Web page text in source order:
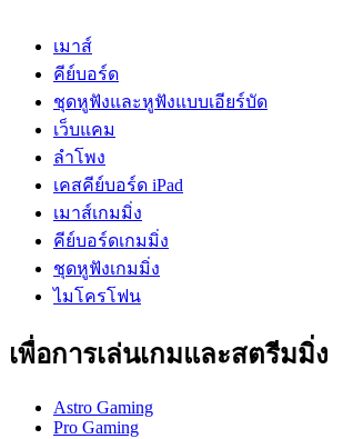
เมาส์
คีย์บอร์ด
ชุดหูฟังและหูฟังแบบเอียร์บัด
เว็บแคม
ลำโพง
เคสคีย์บอร์ด iPad
เมาส์เกมมิ่ง
คีย์บอร์ดเกมมิ่ง
ชุดหูฟังเกมมิ่ง
ไมโครโฟน
เพื่อการเล่นเกมและสตรีมมิ่ง
Astro Gaming
Pro Gaming